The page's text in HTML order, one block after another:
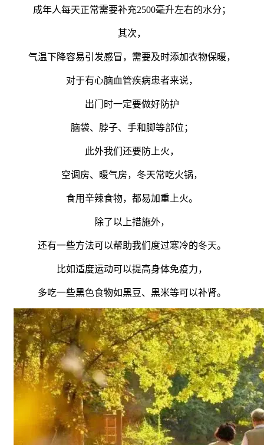
成年人每天正常需要补充2500毫升左右的水分；
其次，
气温下降容易引发感冒，需要及时添加衣物保暖，
对于有心脑血管疾病患者来说，
出门时一定要做好防护
脑袋、脖子、手和脚等部位；
此外我们还要防上火，
空调房、暖气房，冬天常吃火锅，
食用辛辣食物，都易加重上火。
除了以上措施外，
还有一些方法可以帮助我们度过寒冷的冬天。
比如适度运动可以提高身体免疫力，
多吃一些黑色食物如黑豆、黑米等可以补肾。